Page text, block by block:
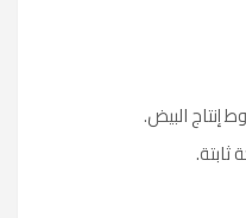
إنتاج البيض.